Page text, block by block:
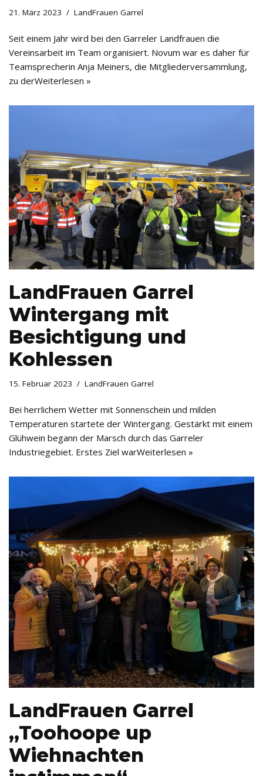
21. März 2023 LandFrauen Garrel
Seit einem Jahr wird bei den Garreler Landfrauen die
Vereinsarbeit im Team organisiert. Novum war es daher für
Teamsprecherin Anja Meiners, die Mitgliederversammlung,
zu derWeiterlesen »
LandFrauen Garrel
Wintergang mit
Besichtigung und
Kohlessen
15. Februar 2023 LandFrauen Garrel
Bei herrlichem Wetter mit Sonnenschein und milden
Temperaturen startete der Wintergang. Gestärkt mit einem
Glühwein begann der Marsch durch das Garreler
Industriegebiet. Erstes Ziel warWeiterlesen »
LandFrauen Garrel
„Toohoope up
Wiehnachten